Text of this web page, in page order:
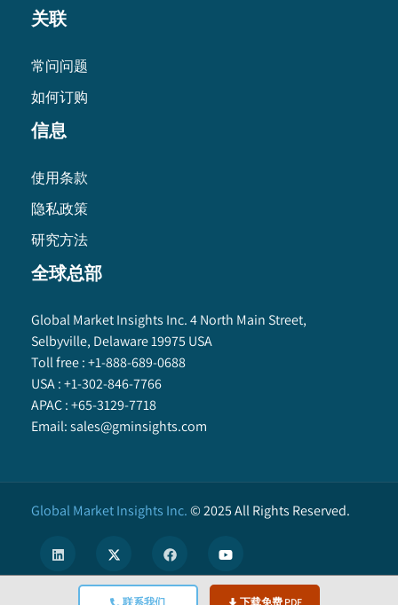
联系我们 下载免费 PDF
关联
常问问题
如何订购
信息
使用条款
隐私政策
研究方法
全球总部
Global Market Insights Inc. 4 North Main Street,
Selbyville, Delaware 19975 USA
Toll free :+1-888-689-0688
USA :+1-302-846-7766
APAC :+65-3129-7718
Email:sales@gminsights.com
Global Market Insights Inc.©2025All Rights Reserved.